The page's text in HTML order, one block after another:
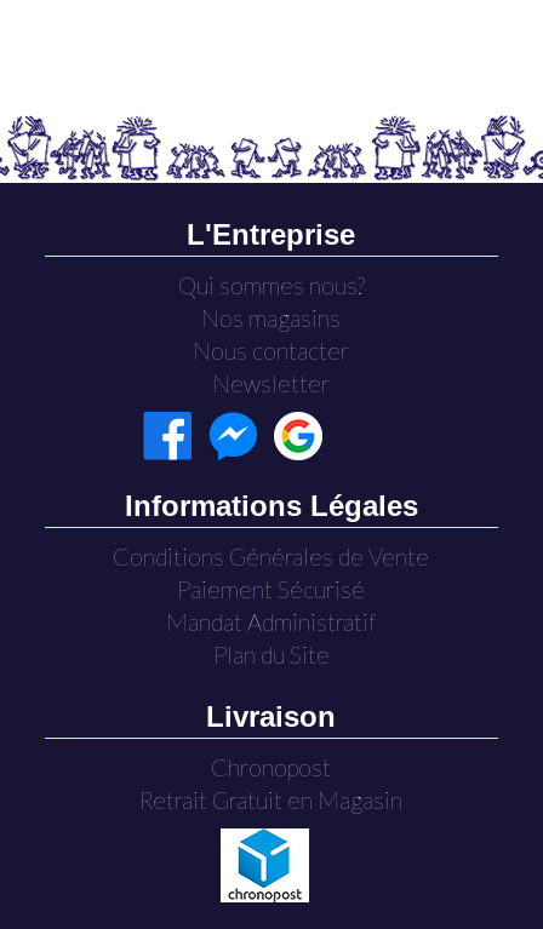
L'Entreprise
Qui sommes nous?
Nos magasins
Nous contacter
Newsletter
Informations Légales
Conditions Générales de Vente
Paiement Sécurisé
Mandat Administratif
Plan du Site
Livraison
Chronopost
Retrait Gratuit en Magasin